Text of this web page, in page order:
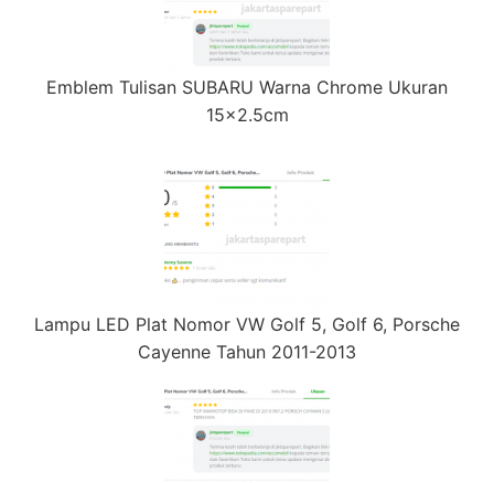
Emblem Tulisan SUBARU Warna Chrome Ukuran
15×2.5cm
Lampu LED Plat Nomor VW Golf 5, Golf 6, Porsche
Cayenne Tahun 2011-2013